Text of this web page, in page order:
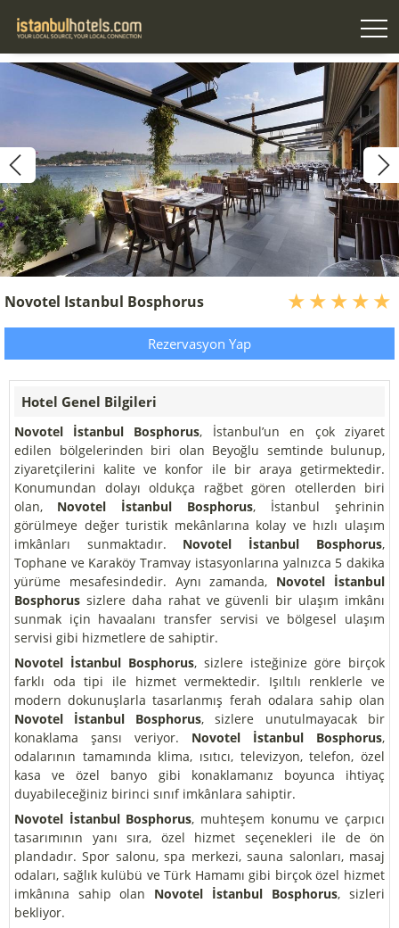
Novotel Istanbul Bosphorus
Rezervasyon Yap
Hotel Genel Bilgileri
Novotel İstanbul Bosphorus, İstanbul’un en çok ziyaret
edilen bölgelerinden biri olan Beyoğlu semtinde bulunup,
ziyaretçilerini kalite ve konfor ile bir araya getirmektedir.
Konumundan dolayı oldukça rağbet gören otellerden biri
olan, Novotel İstanbul Bosphorus, İstanbul şehrinin
görülmeye değer turistik mekânlarına kolay ve hızlı ulaşım
imkânları sunmaktadır. Novotel İstanbul Bosphorus,
Tophane ve Karaköy Tramvay istasyonlarına yalnızca 5 dakika
yürüme mesafesindedir. Aynı zamanda, Novotel İstanbul
Bosphorus sizlere daha rahat ve güvenli bir ulaşım imkânı
sunmak için havaalanı transfer servisi ve bölgesel ulaşım
servisi gibi hizmetlere de sahiptir.
Novotel İstanbul Bosphorus, sizlere isteğinize göre birçok
farklı oda tipi ile hizmet vermektedir. Işıltılı renklerle ve
modern dokunuşlarla tasarlanmış ferah odalara sahip olan
Novotel İstanbul Bosphorus, sizlere unutulmayacak bir
konaklama şansı veriyor. Novotel İstanbul Bosphorus,
odalarının tamamında klima, ısıtıcı, televizyon, telefon, özel
kasa ve özel banyo gibi konaklamanız boyunca ihtiyaç
duyabileceğiniz birinci sınıf imkânlara sahiptir.
Novotel İstanbul Bosphorus, muhteşem konumu ve çarpıcı
tasarımının yanı sıra, özel hizmet seçenekleri ile de ön
plandadır. Spor salonu, spa merkezi, sauna salonları, masaj
odaları, sağlık kulübü ve Türk Hamamı gibi birçok özel hizmet
imkânına sahip olan Novotel İstanbul Bosphorus, sizleri
bekliyor.